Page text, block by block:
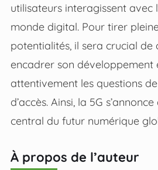
utilisateurs interagissent avec
monde digital. Pour tirer
potentialités, il sera crucial de
encadrer son développement
attentivement les questions
d’accès. Ainsi, la 5G
central du futur numérique
À propos de l’auteur